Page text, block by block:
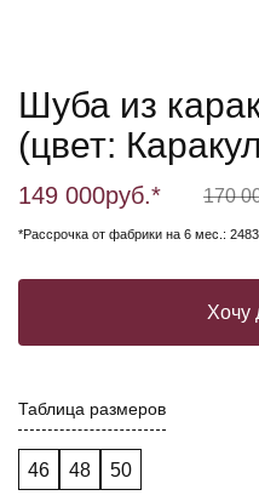
Шуба из
(цвет:
149 000руб.* 170
*Рассрочка от фабрики на 6 мес.:
Хочу
Таблица размеров
46 48 50